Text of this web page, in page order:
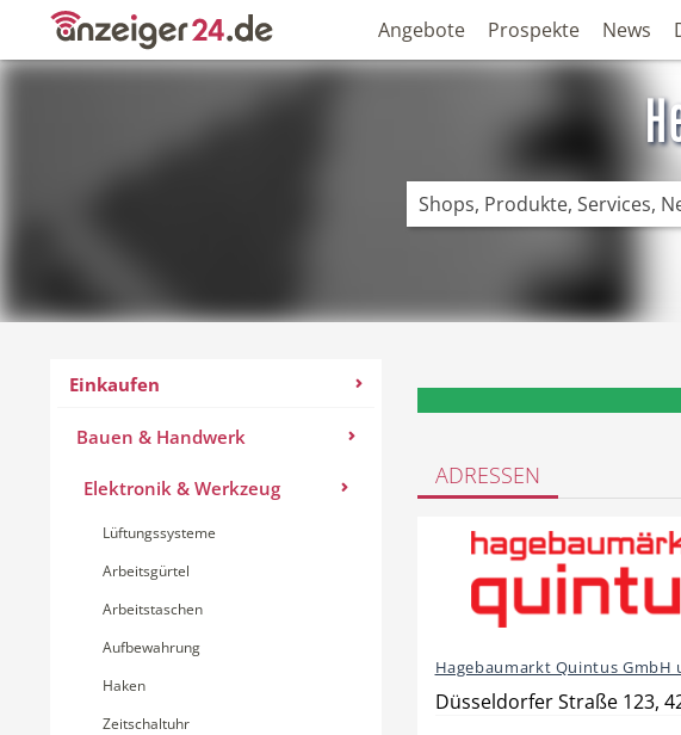
Angebote Prospekte News
Einkaufen
Bauen & Handwerk
Elektronik & Werkzeug
Lüftungssysteme
Arbeitsgürtel
Arbeitstaschen
Aufbewahrung
Haken
Zeitschaltuhr
ADRESSEN
Hagebaumarkt Quintus GmbH
Düsseldorfer Straße 123,